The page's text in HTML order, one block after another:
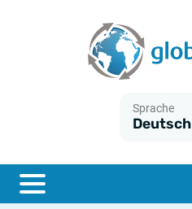
Sprache
Deutsch
ESTER
Was ist die VPI-Inflation?
Was ist die HVPI-Inflation?
Deutsche inflation
Historische Euribor-Sätze
Historische ESTER-Sätze
Historische SOFR-Sätze
Inflationsrechner